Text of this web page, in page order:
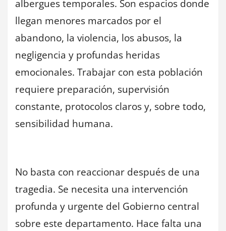
albergues temporales. Son espacios donde
llegan menores marcados por el
abandono, la violencia, los abusos, la
negligencia y profundas heridas
emocionales. Trabajar con esta población
requiere preparación, supervisión
constante, protocolos claros y, sobre todo,
sensibilidad humana.
No basta con reaccionar después de una
tragedia. Se necesita una intervención
profunda y urgente del Gobierno central
sobre este departamento. Hace falta una